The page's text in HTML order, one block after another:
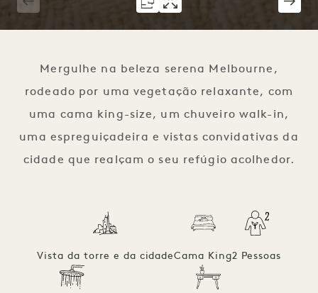
Mergulhe na beleza serena Melbourne,
rodeado por uma vegetação relaxante, com
uma cama king-size, um chuveiro walk-in,
uma espreguiçadeira e vistas convidativas da
cidade que realçam o seu refúgio acolhedor.
Vista da torre e da cidadeCama King2 Pessoas